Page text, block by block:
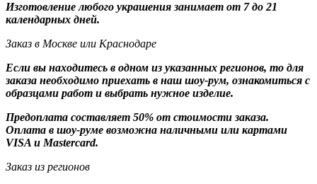
Изготовление любого украшения занимает от 7 до 21
календарных дней.
Заказ в Москве или Краснодаре
Если вы находитесь в одном из указанных регионов, то для
заказа необходимо приехать в наш шоу-рум, ознакомиться с
образцами работ и выбрать нужное изделие.
Предоплата составляет 50% от стоимости заказа.
Оплата в шоу-руме возможна наличными или картами
VISA и Mastercard.
Заказ из регионов